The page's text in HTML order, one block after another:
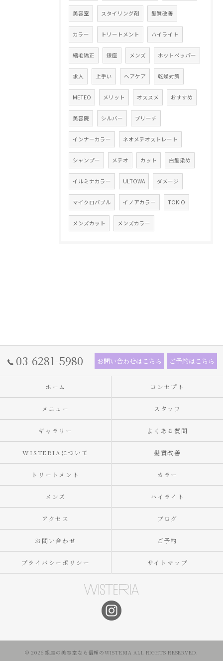
美容室 スタイリング剤 髪質改善
カラー トリートメント ハイライト
縮毛矯正 銀座 メンズ ホットペッパー
求人 上手い ヘアケア 乾燥対策
METEO メリット オススメ おすすめ
美容院 シルバー ブリーチ
インナーカラー ネオメテオストレート
シャンプー メテオ カット 白髪染め
イルミナカラー ULTOWA ダメージ
マイクロバブル イノアカラー TOKIO
メンズカット メンズカラー
03-6281-5980 お問い合わせはこちら ご予約はこちら
ホーム コンセプト
メニュー スタッフ
ギャラリー よくある質問
WISTERIAについて 髪質改善
トリートメント カラー
メンズ ハイライト
アクセス ブログ
お問い合わせ ご予約
プライバシーポリシー サイトマップ
© 2026 銀座の美容室なら信頼のWISTERIA ALL RIGHTS RESERVED.